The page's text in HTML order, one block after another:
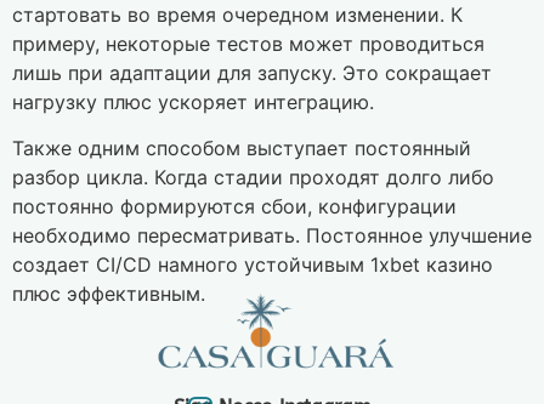
стартовать во время очередном изменении. К
примеру, некоторые тестов может проводиться
лишь при адаптации для запуску. Это сокращает
нагрузку плюс ускоряет интеграцию.
Также одним способом выступает постоянный
разбор цикла. Когда стадии проходят долго либо
постоянно формируются сбои, конфигурации
необходимо пересматривать. Постоянное улучшение
создает CI/CD намного устойчивым 1xbet казино
плюс эффективным.